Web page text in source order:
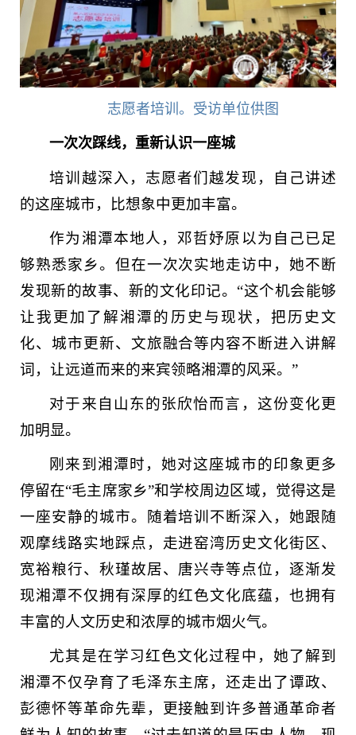
志愿者培训。受访单位供图
一次次踩线，重新认识一座城
培训越深入，志愿者们越发现，自己讲述
的这座城市，比想象中更加丰富。
作为湘潭本地人，邓哲妤原以为自己已足
够熟悉家乡。但在一次次实地走访中，她不断
发现新的故事、新的文化印记。“这个机会能够
让我更加了解湘潭的历史与现状，把历史文
化、城市更新、文旅融合等内容不断进入讲解
词，让远道而来的来宾领略湘潭的风采。”
对于来自山东的张欣怡而言，这份变化更
加明显。
刚来到湘潭时，她对这座城市的印象更多
停留在“毛主席家乡”和学校周边区域，觉得这是
一座安静的城市。随着培训不断深入，她跟随
观摩线路实地踩点，走进窑湾历史文化街区、
宽裕粮行、秋瑾故居、唐兴寺等点位，逐渐发
现湘潭不仅拥有深厚的红色文化底蕴，也拥有
丰富的人文历史和浓厚的城市烟火气。
尤其是在学习红色文化过程中，她了解到
湘潭不仅孕育了毛泽东主席，还走出了谭政、
彭德怀等革命先辈，更接触到许多普通革命者